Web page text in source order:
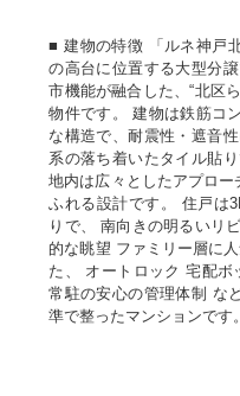
■ 建物の特徴 「ルネ神戸
の高台に位置する大型分
市機能が融合した、“北区
物件です。 建物は鉄筋コ
な構造で、耐震性・遮音
系の落ち着いたタイル貼
地内は広々としたアプロ
ふれる設計です。 住戸は
りで、 南向きの明るいリ
的な眺望 ファミリー層に
た、 オートロック 宅配ボ
常駐の安心の管理体制 な
準で整ったマンションです。